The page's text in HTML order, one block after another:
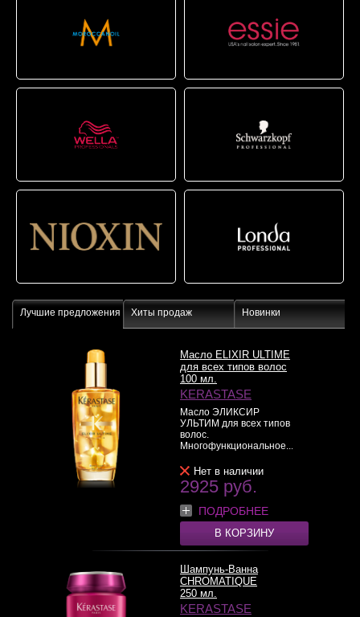
Лучшие предложения Хиты продаж Новинки
Масло ELIXIR ULTIME
для всех типов волос
100 мл.
KERASTASE
Масло ЭЛИКСИР
УЛЬТИМ для всех типов
волос.
Многофункциональное...
Нет в наличии
2925 руб.
ПОДРОБНЕЕ
В КОРЗИНУ
Шампунь-Ванна
CHROMATIQUE
250 мл.
KERASTASE